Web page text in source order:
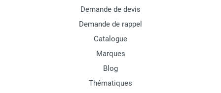
Demande de devis
Demande de rappel
Catalogue
Marques
Blog
Thématiques